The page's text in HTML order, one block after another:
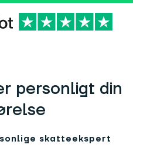
personligt din
skatteekspert